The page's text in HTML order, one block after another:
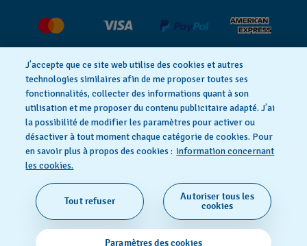
Déclaration de confidentialité
Cookie notice
SWISS MADE
© 2026 FLIK FLAK, UNE DIVISION DE SWATCH SA. TOUS
J’accepte que ce site web utilise des cookies et autres
technologies similaires afin de me proposer toutes ses
fonctionnalités, collecter des informations quant à son
utilisation et me proposer du contenu publicitaire adapté. J’ai
la possibilité de modifier les paramètres pour activer ou
désactiver à tout moment chaque catégorie de cookies. Pour
en savoir plus à propos des cookies : information concernant
les cookies.
Paramètres des cookies
Tout refuser
Autoriser tous les
cookies